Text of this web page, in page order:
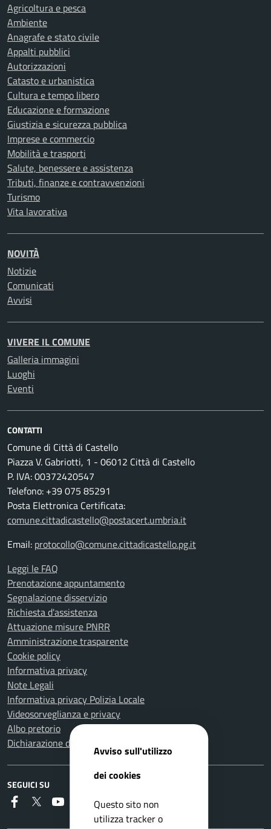
Agricoltura e pesca
Ambiente
Anagrafe e stato civile
Appalti pubblici
Autorizzazioni
Catasto e urbanistica
Cultura e tempo libero
Educazione e formazione
Giustizia e sicurezza pubblica
Imprese e commercio
Mobilità e trasporti
Salute, benessere e assistenza
Tributi, finanze e contravvenzioni
Turismo
Vita lavorativa
NOVITÀ
Notizie
Comunicati
Avvisi
VIVERE IL COMUNE
Galleria immagini
Luoghi
Eventi
CONTATTI
Comune di Città di Castello
Piazza V. Gabriotti, 1 - 06012 Città di Castello
P. IVA: 00372420547
Telefono: +39 075 85291
Posta Elettronica Certificata:
comune.cittadicastello@postacert.umbria.it
Email: protocollo@comune.cittadicastello.pg.it
Leggi le FAQ
Prenotazione appuntamento
Segnalazione disservizio
Richiesta d'assistenza
Attuazione misure PNRR
Amministrazione trasparente
Cookie policy
Informativa privacy
Note Legali
Informativa privacy Polizia Locale
Videosorveglianza e privacy
Albo pretorio
Dichiarazione di accessibilità
SEGUICI SU
Faceboook
Twitter YoutubeInstagram
RSS
Avviso sull'utilizzo
dei cookies
Questo sito non
utilizza tracker o